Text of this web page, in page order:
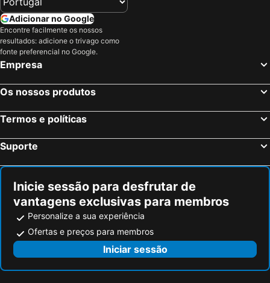
Parque Aventurah Brotas
Festival do Folclore
Adicionar no Google
Encontre facilmente os nossos
resultados: adicione o trivago como
fonte preferencial no Google.
Empresa
Os nossos produtos
Termos e políticas
Suporte
Inicie sessão para desfrutar de
vantagens exclusivas para membros
Personalize a sua experiência
Ofertas e preços para membros
Iniciar sessão